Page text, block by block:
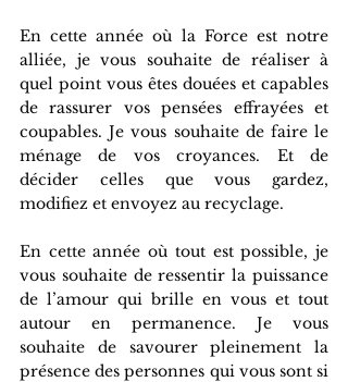
En cette année où la Force est notre
alliée, je vous souhaite de réaliser à
quel point vous êtes douées et capables
de rassurer vos pensées effrayées et
coupables. Je vous souhaite de faire le
ménage de vos croyances. Et de
décider celles que vous gardez,
modifiez et envoyez au recyclage.
En cette année où tout est possible, je
vous souhaite de ressentir la puissance
de l’amour qui brille en vous et tout
autour en permanence. Je vous
souhaite de savourer pleinement la
présence des personnes qui vous sont si